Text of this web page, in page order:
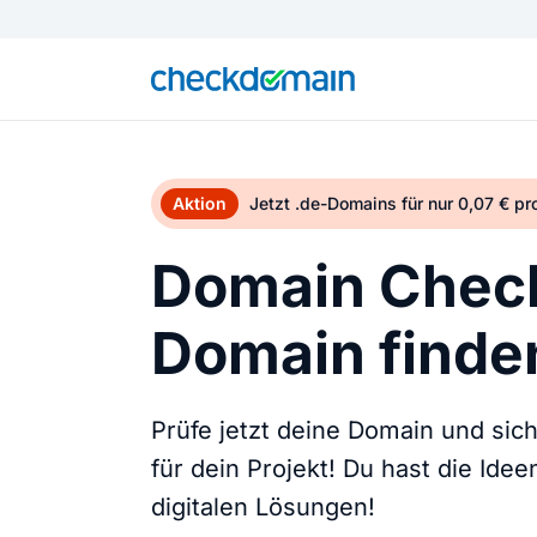
Aktion Jetzt .de-Domains für nur 0,07 €
Domain
Domain
Prüfe jetzt deine Domain und
für dein Projekt! Du hast die
digitalen Lösungen!